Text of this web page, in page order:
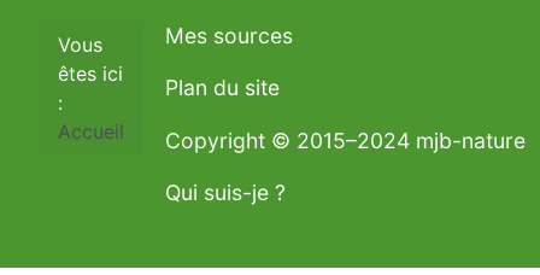
Vous
êtes ici
:
Accueil
Mes sources
Plan du site
Copyright © 2015–2024 mjb-nature
Qui suis-je ?